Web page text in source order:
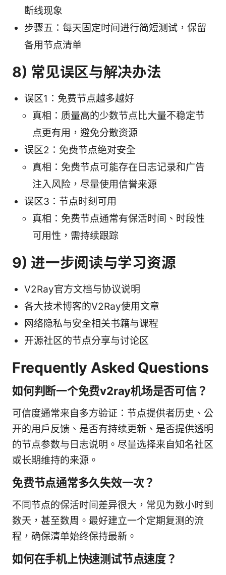
断线现象
步骤五：每天固定时间进行简短测试，保留
备用节点清单
8) 常见误区与解决办法
误区1：免费节点越多越好
真相：质量高的少数节点比大量不稳定节
点更有用，避免分散资源
误区2：免费节点绝对安全
真相：免费节点可能存在日志记录和广告
注入风险，尽量使用信誉来源
误区3：节点时刻可用
真相：免费节点通常有保活时间、时段性
可用性，需持续跟踪
9) 进一步阅读与学习资源
V2Ray官方文档与协议说明
各大技术博客的V2Ray使用文章
网络隐私与安全相关书籍与课程
开源社区的节点分享与讨论区
Frequently Asked Questions
如何判断一个免费v2ray机场是否可信？
可信度通常来自多方验证：节点提供者历史、公
开的用户反馈、是否有持续更新、是否提供透明
的节点参数与日志说明。尽量选择来自知名社区
或长期维持的来源。
免费节点通常多久失效一次？
不同节点的保活时间差异很大，常见为数小时到
数天，甚至数周。最好建立一个定期复测的流
程，确保清单始终保持最新。
如何在手机上快速测试节点速度？